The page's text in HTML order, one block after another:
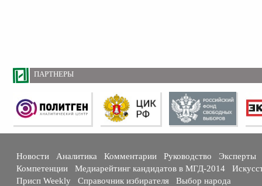
ПАРТНЕРЫ
Новости Аналитика Комментарии Руководство
Эксперты
Компетенции
Медиарейтинг кандидатов в МГД-2014
Присп Weekly
Справочник избирателя
Выбор народа